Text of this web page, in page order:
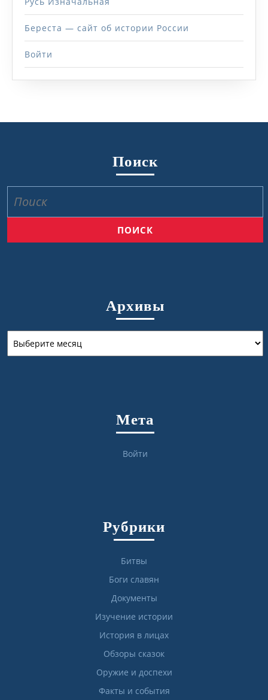
Береста — сайт об истории России
Войти
Поиск
Архивы
Мета
Войти
Рубрики
Битвы
Боги славян
Документы
Изучение истории
История в лицах
Обзоры сказок
Оружие и доспехи
Факты и события